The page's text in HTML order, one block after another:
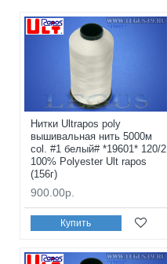
Нитки Ultrapos poly
вышивальная нить 5000м
col. #1 белый# *19601* 120/2
100% Polyester Ult rapos
(156г)
900.00р.
Купить